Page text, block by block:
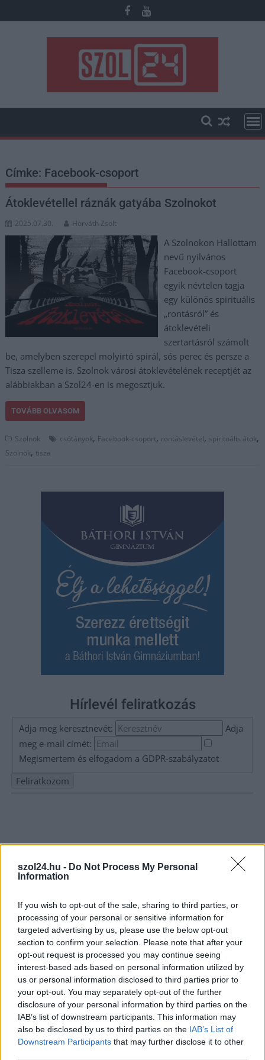
szol24.hu - Do Not Process My Personal
Information
If you wish to opt-out of the sale, sharing to third parties, or
processing of your personal or sensitive information for
targeted advertising by us, please use the below opt-out
section to confirm your selection. Please note that after your
opt-out request is processed you may continue seeing
interest-based ads based on personal information utilized by
us or personal information disclosed to third parties prior to
your opt-out. You may separately opt-out of the further
disclosure of your personal information by third parties on the
IAB’s list of downstream participants. This information may
also be disclosed by us to third parties on the IAB’s List of
Downstream Participants that may further disclose it to other
to
Címke: Facebook-csoport
Átoklevétellel ráznák gatyába Szolnokot
2025.07.30. Horváth Zsolt
A Szolnokon Hallottam
nevű nyilvános
Facebook-csoport
egyik névtelen tagja
egy különös spirituális
„rontásról” és
átoklevételi
szertartásról számolt
be, amelyben szerepel molyirtó spirál, sós perec és persze a
Tisza szelleme is. Szolnok városi átoklevételének receptjét az
alábbiakban a Szol24-en is megosztjuk.
TOVÁBB OLVASOM
Szolnok csótányok, Facebook-csoport, rontáslevétel, spirituális átok,
Szolnok, tisza
Hírlevél feliratkozás
Adja meg keresztnevét:
Adja
meg e-mail címét:
Megismertem és elfogadom a GDPR-szabályzatot
A SZOL24 legfrissebb 24 cikke
Egy héten át a kortárs művészeté a főszerep Jászberényben
Meghosszabbították Szolnokon a strandos kedvezményt, ezen
a héten is ingyen csobbanhatunk – nem mindenki örül ennek
(VIDEÓVAL)
Ökológiai csapda a Zagyvánál, kormányzati vizsgálatot
követelnek a civilek
Zsinórban a második hónapban is óriási többlettel zárt a
magyar költségvetés, így sikerült megállítani, sőt
visszafordítani a korábbi fideszes pénzszórást